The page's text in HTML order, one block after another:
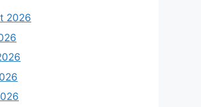
2026